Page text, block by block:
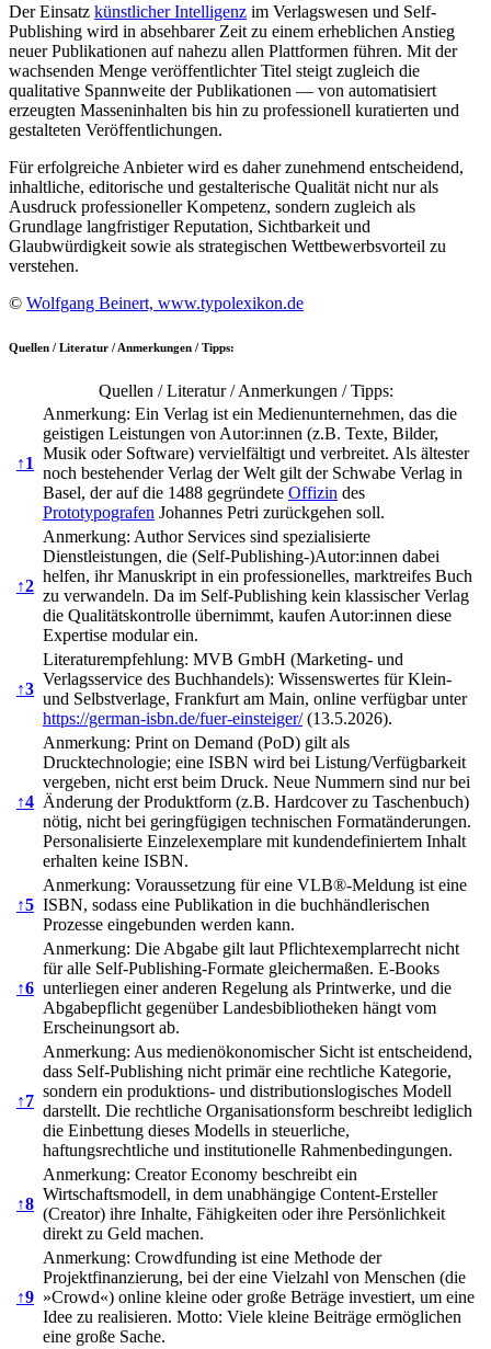
Der Einsatz künstlicher Intelligenz im Verlagswesen und Self-
Publishing wird in absehbarer Zeit zu einem erheblichen Anstieg
neuer Publikationen auf nahezu allen Plattformen führen. Mit der
wachsenden Menge veröffentlichter Titel steigt zugleich die
qualitative Spannweite der Publikationen — von automatisiert
erzeugten Masseninhalten bis hin zu professionell kuratierten und
gestalteten Veröffentlichungen.
Für erfolgreiche Anbieter wird es daher zunehmend entscheidend,
inhaltliche, editorische und gestalterische Qualität nicht nur als
Ausdruck professioneller Kompetenz, sondern zugleich als
Grundlage langfristiger Reputation, Sichtbarkeit und
Glaubwürdigkeit sowie als strategischen Wettbewerbsvorteil zu
verstehen.
© Wolfgang Beinert, www.typolexikon.de
Quellen / Literatur / Anmerkungen / Tipps:
Quellen / Literatur / Anmerkungen / Tipps:
↑1
Anmerkung: Ein Verlag ist ein Medienunternehmen, das die
geistigen Leistungen von Autor:innen (z.B. Texte, Bilder,
Musik oder Software) vervielfältigt und verbreitet. Als ältester
noch bestehender Verlag der Welt gilt der Schwabe Verlag in
Basel, der auf die 1488 gegründete Offizin des
Prototypografen Johannes Petri zurückgehen soll.
↑2
Anmerkung: Author Services sind spezialisierte
Dienstleistungen, die (Self-Publishing-)Autor:innen dabei
helfen, ihr Manuskript in ein professionelles, marktreifes Buch
zu verwandeln. Da im Self-Publishing kein klassischer Verlag
die Qualitätskontrolle übernimmt, kaufen Autor:innen diese
Expertise modular ein.
↑3
Literaturempfehlung: MVB GmbH (Marketing- und
Verlagsservice des Buchhandels): Wissenswertes für Klein-
und Selbstverlage, Frankfurt am Main, online verfügbar unter
https://german-isbn.de/fuer-einsteiger/(13.5.2026).
↑4
Anmerkung: Print on Demand (PoD) gilt als
Drucktechnologie; eine ISBN wird bei Listung/Verfügbarkeit
vergeben, nicht erst beim Druck. Neue Nummern sind nur bei
Änderung der Produktform (z.B. Hardcover zu Taschenbuch)
nötig, nicht bei geringfügigen technischen Formatänderungen.
Personalisierte Einzelexemplare mit kundendefiniertem Inhalt
erhalten keine ISBN.
↑5
Anmerkung: Voraussetzung für eine VLB®-Meldung ist eine
ISBN, sodass eine Publikation in die buchhändlerischen
Prozesse eingebunden werden kann.
↑6
Anmerkung: Die Abgabe gilt laut Pflichtexemplarrecht nicht
für alle Self-Publishing-Formate gleichermaßen. E-Books
unterliegen einer anderen Regelung als Printwerke, und die
Abgabepflicht gegenüber Landesbibliotheken hängt vom
Erscheinungsort ab.
↑7
Anmerkung: Aus medienökonomischer Sicht ist entscheidend,
dass Self-Publishing nicht primär eine rechtliche Kategorie,
sondern ein produktions- und distributionslogisches Modell
darstellt. Die rechtliche Organisationsform beschreibt lediglich
die Einbettung dieses Modells in steuerliche,
haftungsrechtliche und institutionelle Rahmenbedingungen.
↑8
Anmerkung: Creator Economy beschreibt ein
Wirtschaftsmodell, in dem unabhängige Content-Ersteller
(Creator) ihre Inhalte, Fähigkeiten oder ihre Persönlichkeit
direkt zu Geld machen.
↑9
Anmerkung: Crowdfunding ist eine Methode der
Projektfinanzierung, bei der eine Vielzahl von Menschen (die
»Crowd«) online kleine oder große Beträge investiert, um eine
Idee zu realisieren. Motto: Viele kleine Beiträge ermöglichen
eine große Sache.